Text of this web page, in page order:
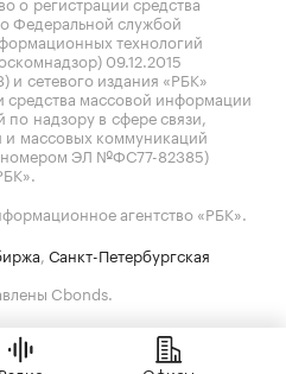
Федеральной службой
технологий
09.12.2015
сетевого издания «РБК»
средства массовой информации
надзору в сфере связи,
массовых коммуникаций
номером ЭЛ №ФС77-82385)
агентство «РБК».
Санкт-Петербургская
Cbonds.